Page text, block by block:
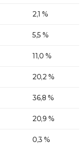
2,1 %
5,5 %
11,0 %
20,2 %
36,8 %
20,9 %
0,3 %